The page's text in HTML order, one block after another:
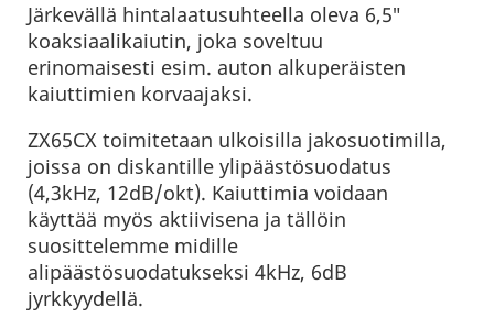
Järkevällä hintalaatusuhteella oleva 6,5″
koaksiaalikaiutin, joka soveltuu
erinomaisesti esim. auton alkuperäisten
kaiuttimien korvaajaksi.
ZX65CX toimitetaan ulkoisilla jakosuotimilla,
joissa on diskantille ylipäästösuodatus
(4,3kHz, 12dB/okt). Kaiuttimia voidaan
käyttää myös aktiivisena ja tällöin
suosittelemme midille
alipäästösuodatukseksi 4kHz, 6dB
jyrkkyydellä.